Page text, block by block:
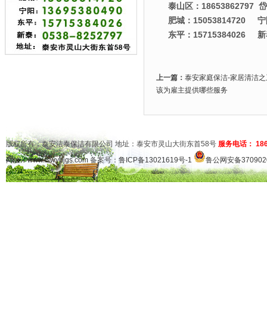
泰山区：18653862797
肥城：15053814720 宁
东平：15715384026 新
上一篇： 泰安家庭保洁-家居清洁
该为雇主提供哪些服务
版权所有：泰安洁泰保洁有限公司 地址：泰安市灵山大街东首58号 服务电话：
网址：www.tswybjgs.com备案号： 鲁ICP备13021619号-1 鲁公网安备